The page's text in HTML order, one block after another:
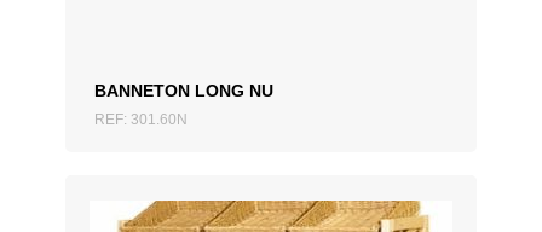
BANNETON LONG NU
REF: 301.60N